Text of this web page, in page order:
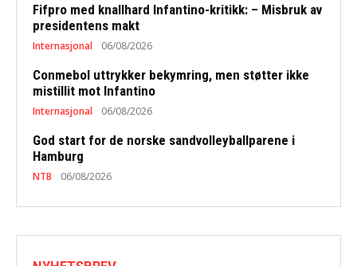
Fifpro med knallhard Infantino-kritikk: – Misbruk av
presidentens makt
Internasjonal 06/08/2026
Conmebol uttrykker bekymring, men støtter ikke
mistillit mot Infantino
Internasjonal 06/08/2026
God start for de norske sandvolleyballparene i
Hamburg
NTB 06/08/2026